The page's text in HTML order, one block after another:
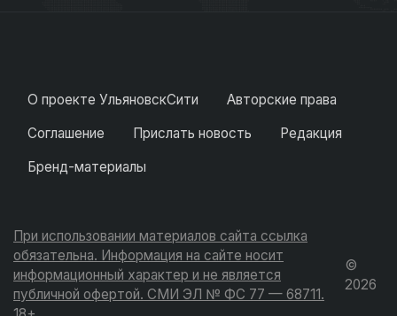
О проекте УльяновскСити
Авторские права
Соглашение
Прислать новость
Редакция
Бренд-материалы
При использовании материалов сайта ссылка
обязательна. Информация на сайте носит
информационный характер и не является
публичной офертой. СМИ ЭЛ № ФС 77 — 68711.
©
2026